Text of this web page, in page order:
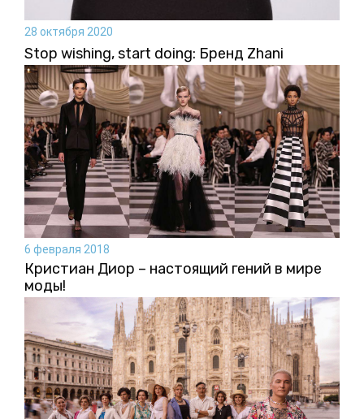
28 октября 2020
Stop wishing, start doing: Бренд Zhani
6 февраля 2018
Кристиан Диор – настоящий гений в мире
моды!